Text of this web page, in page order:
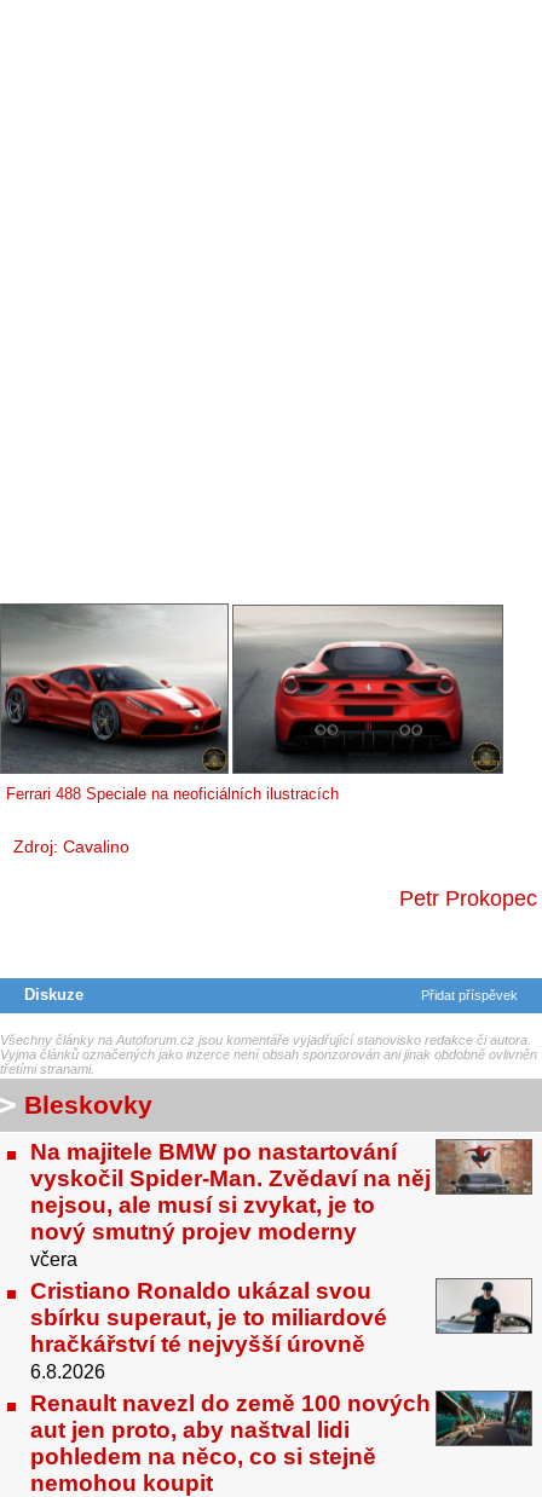
Ferrari 488 Speciale na neoficiálních ilustracích
Zdroj: Cavalino
Petr Prokopec
Diskuze Přidat příspěvek
Všechny články na Autoforum.cz jsou komentáře vyjadřující stanovisko redakce či autora.
Vyjma článků označených jako inzerce není obsah sponzorován ani jinak obdobně ovlivněn
třetími stranami.
Bleskovky
Na majitele BMW po nastartování
vyskočil Spider-Man. Zvědaví na něj
nejsou, ale musí si zvykat, je to
nový smutný projev moderny
včera
Cristiano Ronaldo ukázal svou
sbírku superaut, je to miliardové
hračkářství té nejvyšší úrovně
6.8.2026
Renault navezl do země 100 nových
aut jen proto, aby naštval lidi
pohledem na něco, co si stejně
nemohou koupit